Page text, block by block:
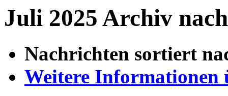
Juli 2025 Archiv
Nachrichten sortiert
Weitere Informationen